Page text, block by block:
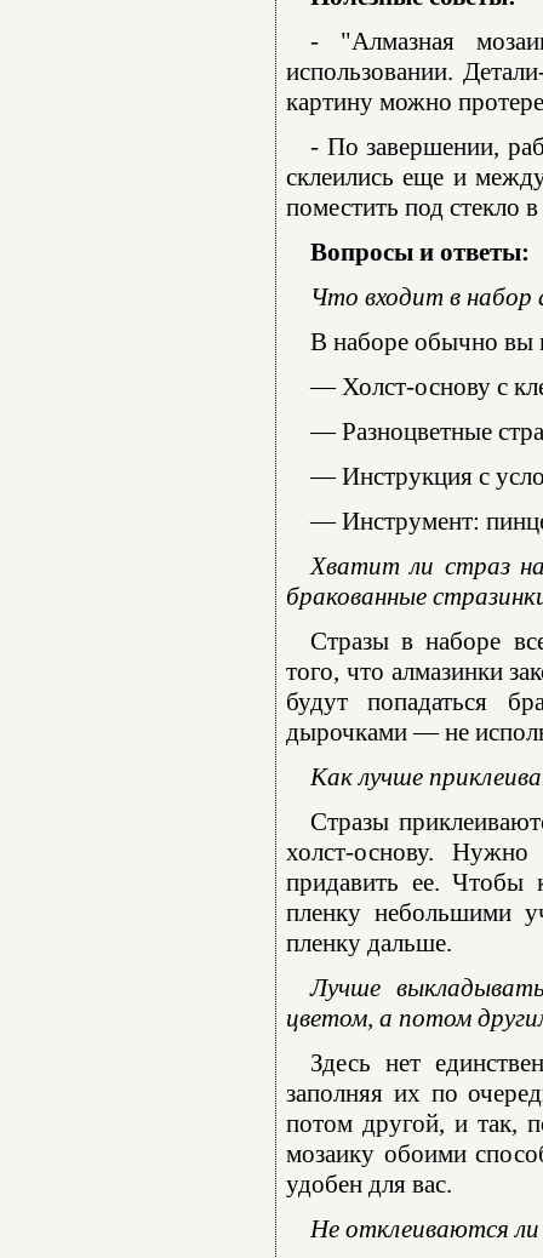
- "Алмазная
использовании.
картину можно
- По завершении,
склеились еще и
поместить под стекло
Вопросы и ответы:
Что входит в набор
В наборе обычно вы
— Холст-основу с
— Разноцветные
— Инструкция с
— Инструмент:
Хватит ли страз
бракованные
Стразы в наборе
того, что алмазинки
будут попадаться
дырочками — не
Как лучше
Стразы
холст-основу.
придавить ее. Чтобы
пленку небольшими
пленку дальше.
Лучше
цветом, а потом
Здесь нет
заполняя их по
потом другой, и так,
мозаику обоими
удобен для вас.
Не отклеиваются ли